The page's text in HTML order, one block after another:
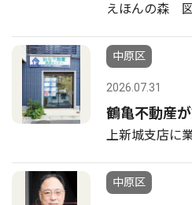
えほんの森
中原区
2026.07.31
鶴亀不動産
上新城支店に
中原区